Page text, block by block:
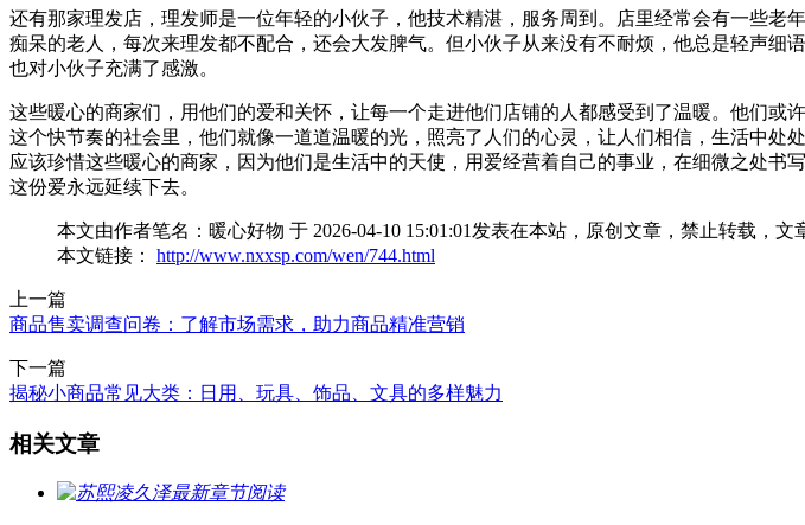
还有那家理发店，理发师是一位年轻的小伙子，他技术精湛，服务周到。店里经常会有一些
痴呆的老人，每次来理发都不配合，还会大发脾气。但小伙子从来没有不耐烦，他总是轻声
也对小伙子充满了感激。
这些暖心的商家们，用他们的爱和关怀，让每一个走进他们店铺的人都感受到了温暖。他们
这个快节奏的社会里，他们就像一道道温暖的光，照亮了人们的心灵，让人们相信，生活中
应该珍惜这些暖心的商家，因为他们是生活中的天使，用爱经营着自己的事业，在细微之处
这份爱永远延续下去。
本文由作者笔名：暖心好物 于 2026-04-10 15:01:01发表在本站，原创文章，禁止转载，文
本文链接： http://www.nxxsp.com/wen/744.html
上一篇
商品售卖调查问卷：了解市场需求，助力商品精准营销
下一篇
揭秘小商品常见大类：日用、玩具、饰品、文具的多样魅力
相关文章